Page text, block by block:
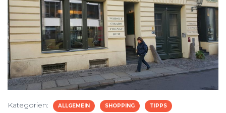
Kategorien: ALLGEMEIN SHOPPING TIPPS